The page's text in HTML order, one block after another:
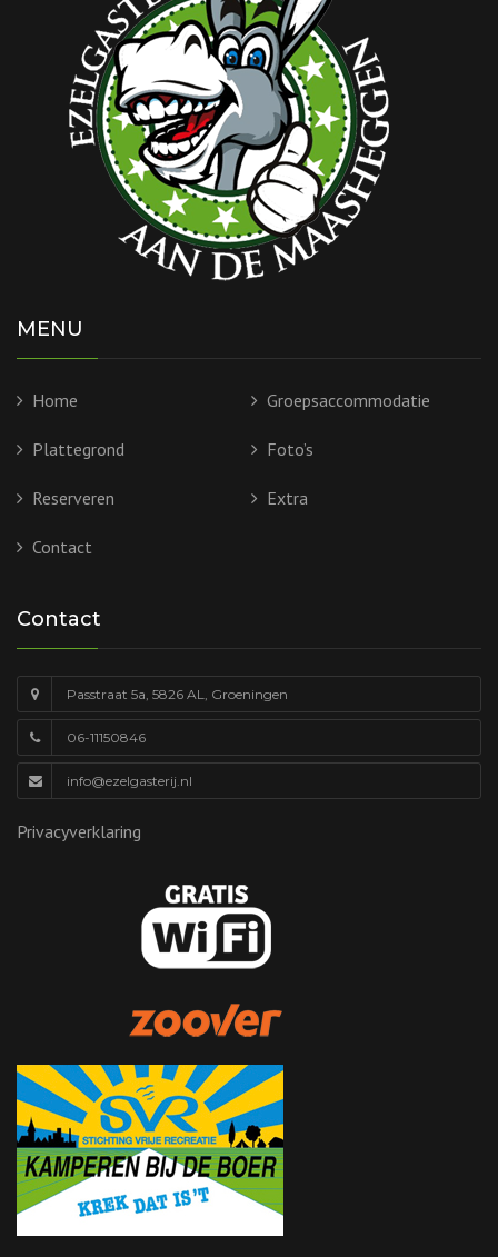
MENU
Home Groepsaccommodatie
Plattegrond Foto’s
Reserveren Extra
Contact
Contact
Passtraat 5a, 5826 AL, Groeningen
06-11150846
info@ezelgasterij.nl
Privacyverklaring